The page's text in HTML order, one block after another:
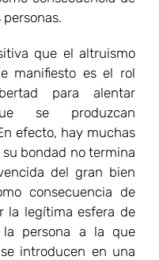
legítima esfera de
persona a la que
introducen en una
terminan imponiendo
la persona que
un gran drama. Y
los buenos, que en su
erradicando de
‘andar en verdad’–,
poder actuar bien,
y sin invadir ni
plazo, las mejores
tanto a nivel